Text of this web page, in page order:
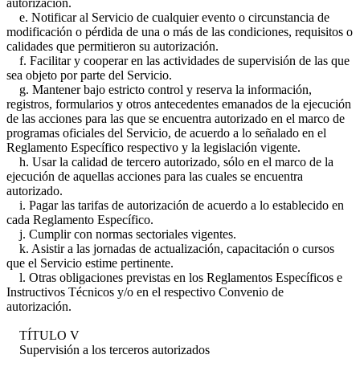
autorización.
e. Notificar al Servicio de cualquier evento o circunstancia de
modificación o pérdida de una o más de las condiciones, requisitos o
calidades que permitieron su autorización.
f. Facilitar y cooperar en las actividades de supervisión de las que
sea objeto por parte del Servicio.
g. Mantener bajo estricto control y reserva la información,
registros, formularios y otros antecedentes emanados de la ejecución
de las acciones para las que se encuentra autorizado en el marco de
programas oficiales del Servicio, de acuerdo a lo señalado en el
Reglamento Específico respectivo y la legislación vigente.
h. Usar la calidad de tercero autorizado, sólo en el marco de la
ejecución de aquellas acciones para las cuales se encuentra
autorizado.
i. Pagar las tarifas de autorización de acuerdo a lo establecido en
cada Reglamento Específico.
j. Cumplir con normas sectoriales vigentes.
k. Asistir a las jornadas de actualización, capacitación o cursos
que el Servicio estime pertinente.
l. Otras obligaciones previstas en los Reglamentos Específicos e
Instructivos Técnicos y/o en el respectivo Convenio de
autorización.
TÍTULO V
Supervisión a los terceros autorizados